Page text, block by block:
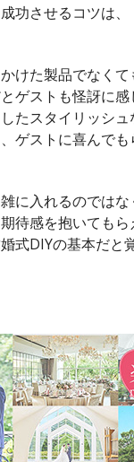
功させるコツは
けた製品でなく
ゲストも怪訝に感
たスタイリッシ
ゲストに喜んで
に入れるのでは
待感を抱いてもら
式DIYの基本だと